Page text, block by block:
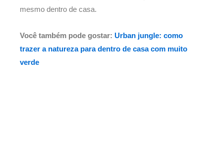
mesmo dentro de casa.
Você também pode gostar: Urban jungle: como
trazer a natureza para dentro de casa com muito
verde